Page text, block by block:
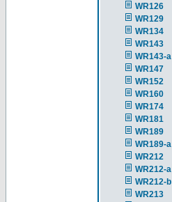
WR126
WR129
WR134
WR143
WR143-a
WR147
WR152
WR160
WR174
WR181
WR189
WR189-a
WR212
WR212-a
WR212-b
WR213